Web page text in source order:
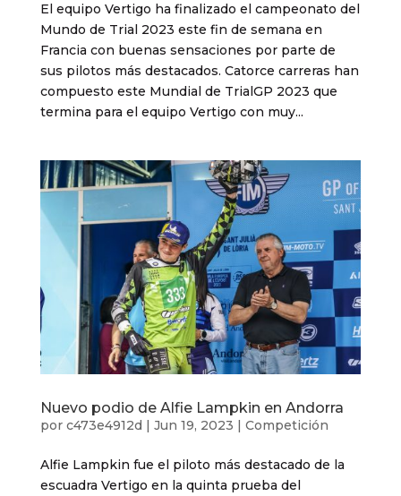
El equipo Vertigo ha finalizado el campeonato del
Mundo de Trial 2023 este fin de semana en
Francia con buenas sensaciones por parte de
sus pilotos más destacados. Catorce carreras han
compuesto este Mundial de TrialGP 2023 que
termina para el equipo Vertigo con muy...
Nuevo podio de Alfie Lampkin en Andorra
por c473e4912d | Jun 19, 2023 | Competición
Alfie Lampkin fue el piloto más destacado de la
escuadra Vertigo en la quinta prueba del